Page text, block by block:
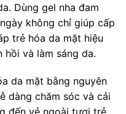
Dùng gel nha đam
không chỉ giúp cấp
trẻ hóa da mặt hiệu
hồi và làm sáng da.
da mặt bằng nguyên
dàng chăm sóc và cải